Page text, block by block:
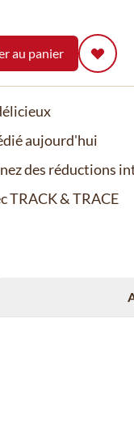
au panier
aujourd'hui
des réductions
TRACK & TRACE